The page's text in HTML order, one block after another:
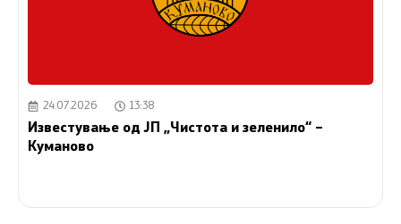
24.07.2026 13:38
Известување од ЈП „Чистота и зеленило“ –
Куманово